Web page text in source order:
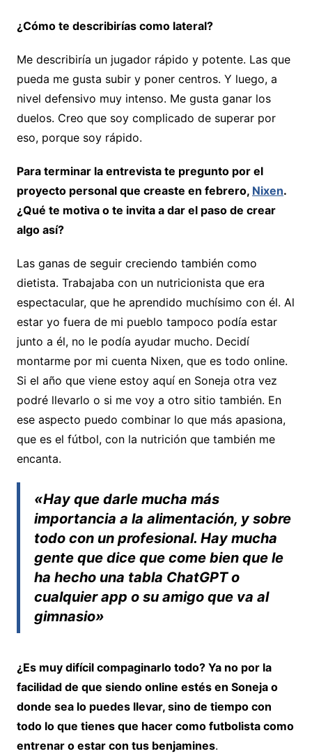
¿Cómo te describirías como lateral?
Me describiría un jugador rápido y potente. Las que
pueda me gusta subir y poner centros. Y luego, a
nivel defensivo muy intenso. Me gusta ganar los
duelos. Creo que soy complicado de superar por
eso, porque soy rápido.
Para terminar la entrevista te pregunto por el
proyecto personal que creaste en febrero, Nixen.
¿Qué te motiva o te invita a dar el paso de crear
algo así?
Las ganas de seguir creciendo también como
dietista. Trabajaba con un nutricionista que era
espectacular, que he aprendido muchísimo con él. Al
estar yo fuera de mi pueblo tampoco podía estar
junto a él, no le podía ayudar mucho. Decidí
montarme por mi cuenta Nixen, que es todo online.
Si el año que viene estoy aquí en Soneja otra vez
podré llevarlo o si me voy a otro sitio también. En
ese aspecto puedo combinar lo que más apasiona,
que es el fútbol, con la nutrición que también me
encanta.
«Hay que darle mucha más
importancia a la alimentación, y sobre
todo con un profesional. Hay mucha
gente que dice que come bien que le
ha hecho una tabla ChatGPT o
cualquier app o su amigo que va al
gimnasio»
¿Es muy difícil compaginarlo todo? Ya no por la
facilidad de que siendo online estés en Soneja o
donde sea lo puedes llevar, sino de tiempo con
todo lo que tienes que hacer como futbolista como
entrenar o estar con tus benjamines.